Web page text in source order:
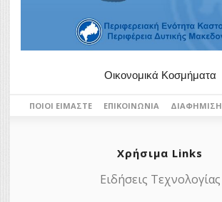
Οικονομικά Κοσμήματα
ΠΟΙΟΙ ΕΊΜΑΣΤΕ ΕΠΙΚΟΙΝΩΝΊΑ ΔΙΑΦΉΜΙΣΗ
Χρήσιμα Links
Ειδήσεις Τεχνολογίας